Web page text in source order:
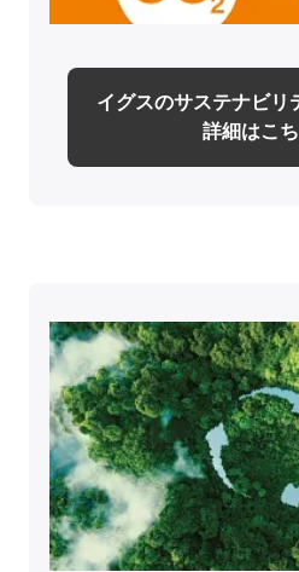
イグスのサステナビリ
詳細はこ